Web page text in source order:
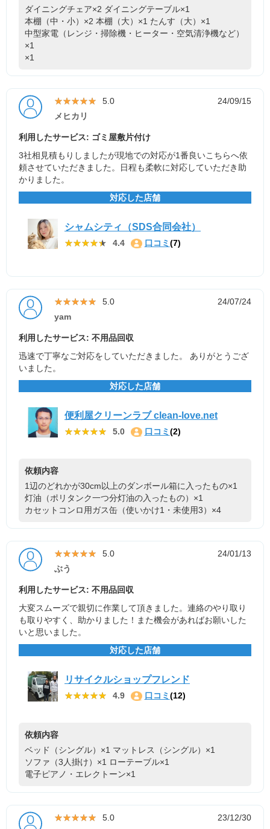
ダイニングチェア×2 ダイニングテーブル×1
本棚（中・小）×2 本棚（大）×1 たんす（大）×1
中型家電（レンジ・掃除機・ヒーター・空気清浄機など）
×1
×1
★★★★★
★★★★★ 5.0
24/09/15
メヒカリ
利用したサービス: ゴミ屋敷片付け
3社相見積もりしましたが現地での対応が1番良いこちらへ依
頼させていただきました。日程も柔軟に対応していただき助
かりました。
対応した店舗
シャムシティ（SDS合同会社）
★★★★★
★★★★★ 4.4 口コミ (7)
★★★★★
★★★★★ 5.0
24/07/24
yam
利用したサービス: 不用品回収
迅速で丁寧なご対応をしていただきました。 ありがとうござ
いました。
対応した店舗
便利屋クリーンラブ clean-love.net
★★★★★
★★★★★ 5.0 口コミ (2)
依頼内容
1辺のどれかが30cm以上のダンボール箱に入ったもの×1
灯油（ポリタンク一つ分灯油の入ったもの）×1
カセットコンロ用ガス缶（使いかけ1・未使用3）×4
★★★★★
★★★★★ 5.0
24/01/13
ぶう
利用したサービス: 不用品回収
大変スムーズで親切に作業して頂きました。連絡のやり取り
も取りやすく、助かりました！また機会があればお願いした
いと思いました。
対応した店舗
リサイクルショップフレンド
★★★★★
★★★★★ 4.9 口コミ (12)
依頼内容
ベッド（シングル）×1 マットレス（シングル）×1
ソファ（3人掛け）×1 ローテーブル×1
電子ピアノ・エレクトーン×1
★★★★★
★★★★★ 5.0
23/12/30